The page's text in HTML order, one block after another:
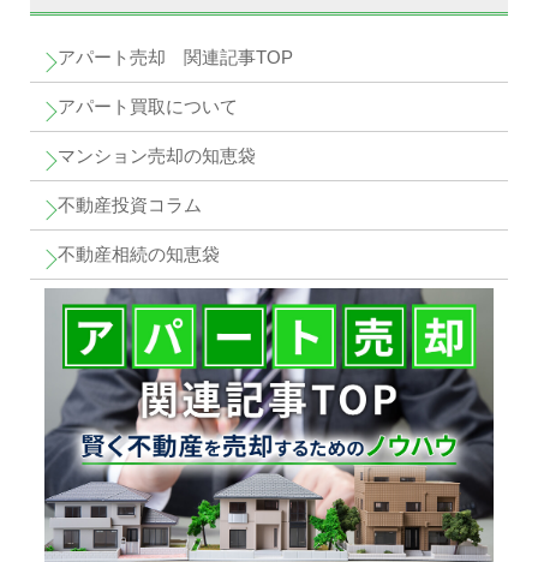
アパート売却 関連記事TOP
アパート買取について
マンション売却の知恵袋
不動産投資コラム
不動産相続の知恵袋